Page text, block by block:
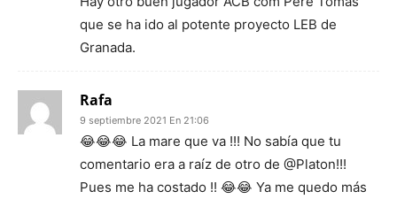
que se ha ido al potente proyecto LEB de
Granada.
Rafa
9 septiembre 2021 En 21:06
😂😂😂 La mare que va !!! No sabía que tu
comentario era a raíz de otro de @Platon!!!
Pues me ha costado !! 😂😂 Ya me quedo más